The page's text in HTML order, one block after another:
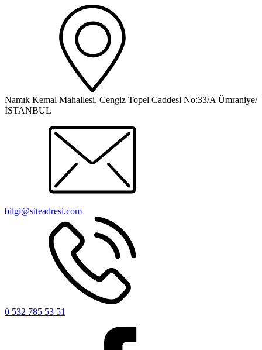
Namık Kemal Mahallesi, Cengiz Topel Caddesi No:33/A Ümraniye/
İSTANBUL
bilgi@siteadresi.com
0 532 785 53 51